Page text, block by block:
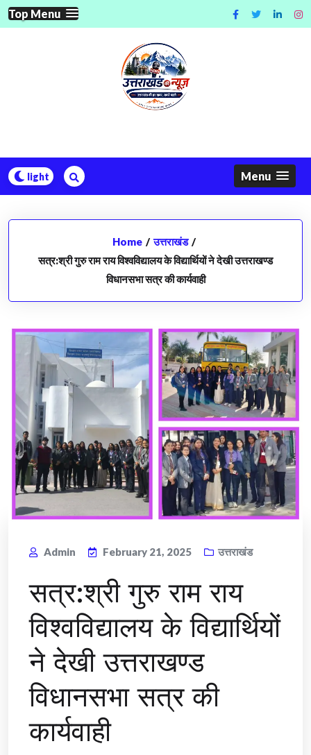
Skip
to
Top Menu
Menu
Home / उत्तराखंड /
सत्र:श्री गुरु राम राय विश्वविद्यालय के विद्यार्थियों ने देखी उत्तराखण्ड
विधानसभा सत्र की कार्यवाही
Admin February 21, 2025 उत्तराखंड
सत्र:श्री गुरु राम राय
विश्वविद्यालय के विद्यार्थियों
ने देखी उत्तराखण्ड
विधानसभा सत्र की
कार्यवाही